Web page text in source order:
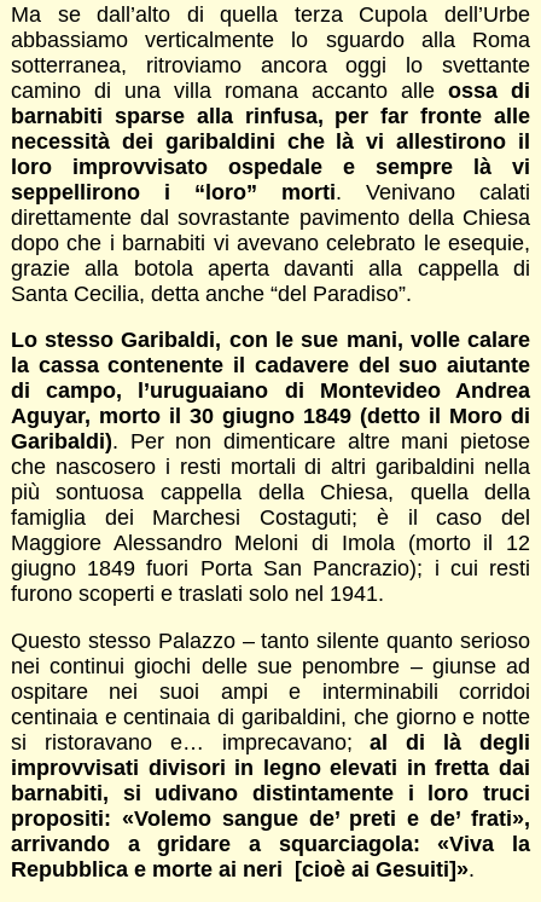
Ma se dall’alto di quella terza Cupola dell’Urbe
abbassiamo verticalmente lo sguardo alla Roma
sotterranea, ritroviamo ancora oggi lo svettante
camino di una villa romana accanto alleossa di
barnabiti sparse alla rinfusa, per far fronte alle
necessità dei garibaldini che là vi allestirono il
loro improvvisato ospedale e sempre là vi
seppellirono i “loro” morti. Venivano calati
direttamente dal sovrastante pavimento della Chiesa
dopo che i barnabiti vi avevano celebrato le esequie,
grazie alla botola aperta davanti alla cappella di
Santa Cecilia, detta anche “del Paradiso”.
Lo stesso Garibaldi, con le sue mani, volle calare
la cassa contenente il cadavere del suo aiutante
di campo, l’uruguaiano di Montevideo Andrea
Aguyar, morto il 30 giugno 1849 (detto il Moro di
Garibaldi). Per non dimenticare altre mani pietose
che nascosero i resti mortali di altri garibaldini nella
più sontuosa cappella della Chiesa, quella della
famiglia dei Marchesi Costaguti; è il caso del
Maggiore Alessandro Meloni di Imola (morto il 12
giugno 1849 fuori Porta San Pancrazio); i cui resti
furono scoperti e traslati solo nel 1941.
Questo stesso Palazzo – tanto silente quanto serioso
nei continui giochi delle sue penombre – giunse ad
ospitare nei suoi ampi e interminabili corridoi
centinaia e centinaia di garibaldini, che giorno e notte
si ristoravano e… imprecavano;al di là degli
improvvisati divisori in legno elevati in fretta dai
barnabiti, si udivano distintamente i loro truci
propositi: «Volemo sangue de’ preti e de’ frati»,
arrivando a gridare a squarciagola: «Viva la
Repubblica e morte ai neri [cioè ai Gesuiti]».